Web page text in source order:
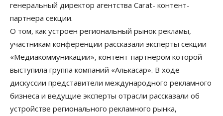
генеральный директор агентства Carat- контент-
партнера секции.
О том, как устроен региональный рынок рекламы,
участникам конференции рассказали эксперты секции
«Медиакоммуникации», контент-партнером которой
выступила группа компаний «Алькасар». В ходе
дискуссии представители международного рекламного
бизнеса и ведущие эксперты отрасли рассказали об
устройстве регионального рекламного рынка,